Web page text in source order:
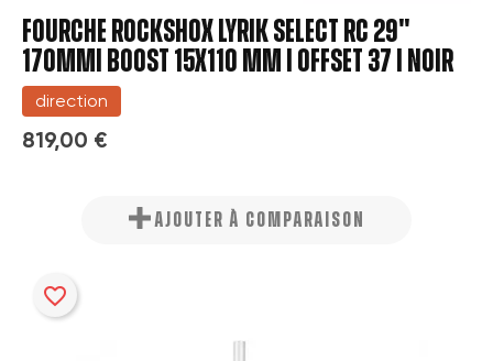
Fourche Rockshox Lyrik Select RC 29''
170mm| Boost 15x110 mm | Offset 37 | Noir
direction
819,00 €
AJOUTER À COMPARAISON
favorite_border